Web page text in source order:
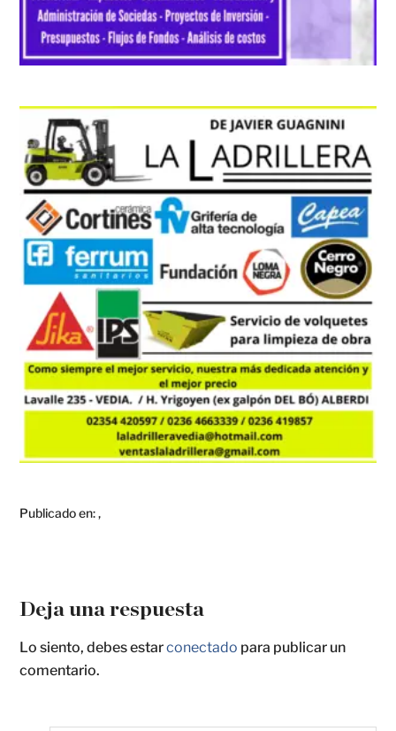
Publicado en:,
Deja una respuesta
Lo siento, debes estarconectado para publicar un
comentario.